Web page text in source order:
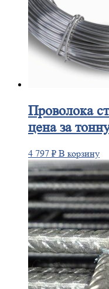
Проволока
цена за
4 797 ₽ В корзину